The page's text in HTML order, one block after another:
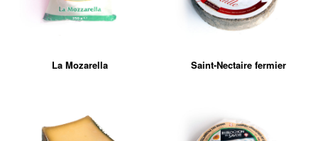
La Mozarella Saint-Nectaire fermier